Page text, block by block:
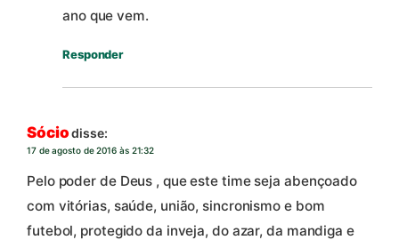
ano que vem.
Responder
Sócio disse:
17 de agosto de 2016 às 21:32
Pelo poder de Deus , que este time seja abençoado
com vitórias, saúde, união, sincronismo e bom
futebol, protegido da inveja, do azar, da mandiga e